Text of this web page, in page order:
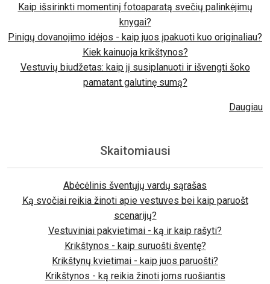
Kaip išsirinkti momentinį fotoaparatą svečių palinkėjimų
knygai?
Pinigų dovanojimo idėjos - kaip juos įpakuoti kuo originaliau?
Kiek kainuoja krikštynos?
Vestuvių biudžetas: kaip jį susiplanuoti ir išvengti šoko
pamatant galutinę sumą?
Daugiau
Skaitomiausi
Abėcėlinis šventųjų vardų sąrašas
Ką svočiai reikia žinoti apie vestuves bei kaip paruošt
scenarijų?
Vestuviniai pakvietimai - ką ir kaip rašyti?
Krikštynos - kaip suruošti šventę?
Krikštynų kvietimai - kaip juos paruošti?
Krikštynos - ką reikia žinoti joms ruošiantis